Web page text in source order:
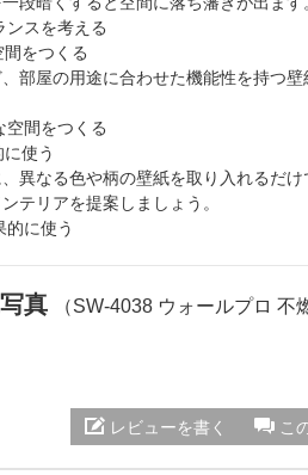
をつくる
部屋の用途に合わせた機能性を持つ
使う
異なる色や柄の壁紙を取り入れるだ
テリアを提案しましょう。
真
（SW-4038 ウォールプロ 不
こ
レビューを書く